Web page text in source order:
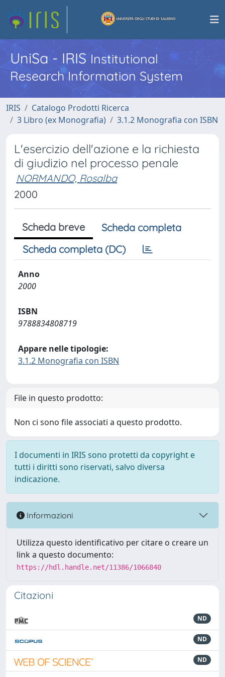
UniSa - IRISInstitutional
Research Information System
IRIS
Catalogo Prodotti Ricerca
3 Libro (ex Monografia)
3.1.2 Monografia con ISBN
L'esercizio dell'azione e la richiesta
di giudizio nel processo penale
NORMANDO, Rosalba
2000
Scheda breve
Scheda completa
Scheda completa (DC)
Anno
2000
ISBN
9788834808719
Appare nelle tipologie:
3.1.2 Monografia con ISBN
File in questo prodotto:
Non ci sono file associati a questo prodotto.
I documenti in IRIS sono protetti da copyright e
tutti i diritti sono riservati, salvo diversa
indicazione.
Informazioni
Utilizza questo identificativo per citare o creare un
link a questo documento:
https://hdl.handle.net/11386/1066840
Citazioni
ND
ND
ND